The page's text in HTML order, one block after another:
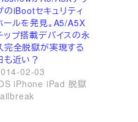
のiBootセキュリティ
ールを発見。A5/A5X
ップ搭載デバイスの永
完全脱獄が実現する
も近い？
02-03
iPhone iPad 脱獄